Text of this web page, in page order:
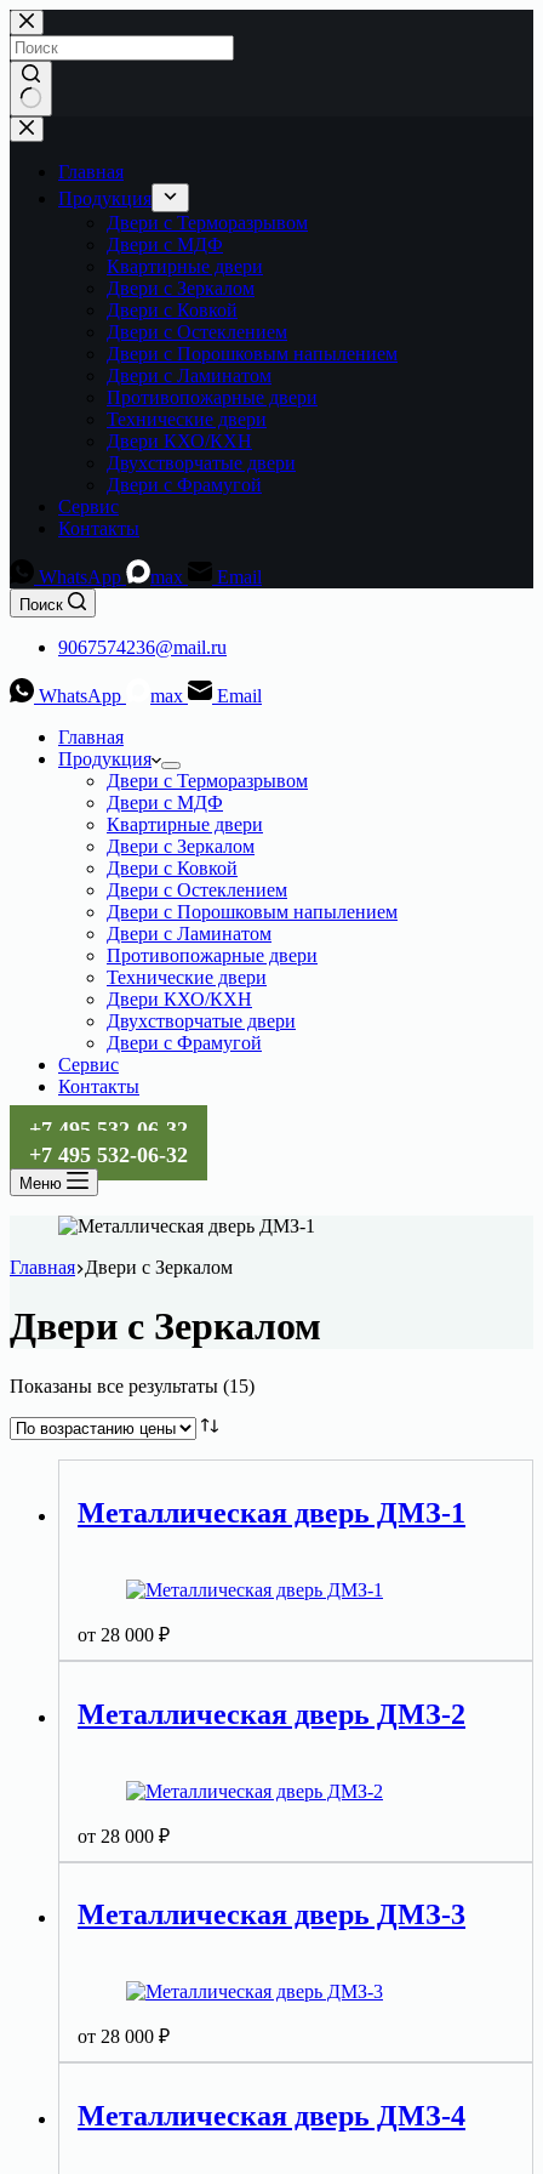
Перейти
к
сути
Ничего
не
найденоГлавная
Продукция
Двери с Терморазрывом
Двери с МДФ
Квартирные двери
Двери с Зеркалом
Двери с Ковкой
Двери с Остеклением
Двери с Порошковым напылением
Двери с Ламинатом
Противопожарные двери
Технические двери
Двери КХО/КХН
Двухстворчатые двери
Двери с Фрамугой
Сервис
Контакты
WhatsApp max Email
Поиск
9067574236@mail.ru
WhatsApp max
Email
Главная
Продукция
Двери с Терморазрывом
Двери с МДФ
Квартирные двери
Двери с Зеркалом
Двери с Ковкой
Двери с Остеклением
Двери с Порошковым напылением
Двери с Ламинатом
Противопожарные двери
Технические двери
Двери КХО/КХН
Двухстворчатые двери
Двери с Фрамугой
Сервис
Контакты
+7 495 532-06-32
+7 495 532-06-32
Меню
Главная Двери с Зеркалом
Двери с Зеркалом
Показаны все результаты (15)Цены:
Металлическая дверь ДМЗ-1
от 28 000 ₽
Металлическая дверь ДМЗ-2
от 28 000 ₽
Металлическая дверь ДМЗ-3
от 28 000 ₽
Металлическая дверь ДМЗ-4